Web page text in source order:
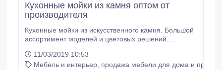
Кухонные мойки из камня оптом от
производителя
Кухонные мойки из искусственного камня. Большой
ассортимент моделей и цветовых решений.
эксплуатационные характеристики. Производство и
оптовая продажа. Ищем дилеров в Казахстане и
11/03/2019 10:53
Мебель и интерьер, продажа мебели для дома и